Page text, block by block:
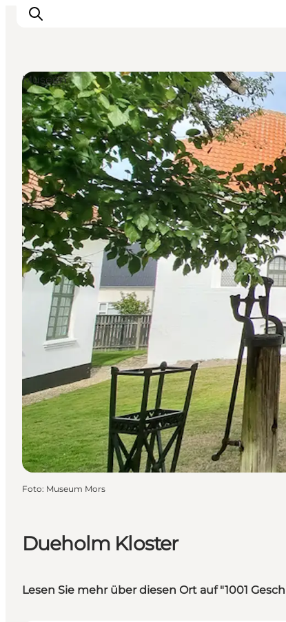
Inspiration
Regionen
Erlebnisse
Unterkünfte
Reiseplanung
Dueholm Kloster
Lesen Sie mehr über diesen Ort auf "1001
Museen
Foto: Museum Mors